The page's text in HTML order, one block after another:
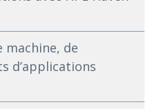
de
d’applications